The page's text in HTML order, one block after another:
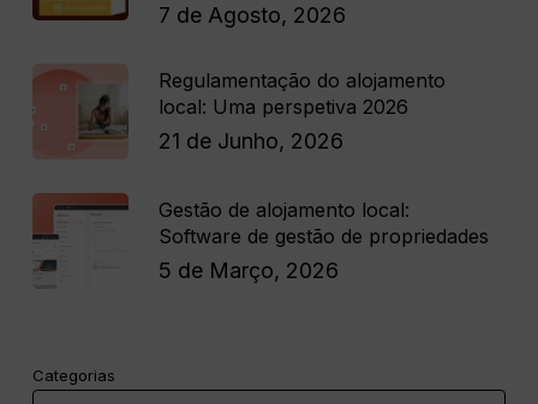
7 de Agosto, 2026
Regulamentação do alojamento
local: Uma perspetiva 2026
21 de Junho, 2026
Gestão de alojamento local:
Software de gestão de propriedades
5 de Março, 2026
Categorias